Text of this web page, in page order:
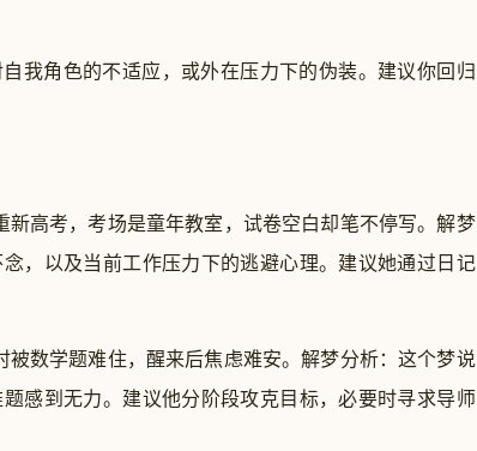
我角色的不适应，或外在压力下的伪装。建议你回归
高考，考场是童年教室，试卷空白却笔不停写。解梦
，以及当前工作压力下的逃避心理。建议她通过日记
数学题难住，醒来后焦虑难安。解梦分析：这个梦说
感到无力。建议他分阶段攻克目标，必要时寻求导师